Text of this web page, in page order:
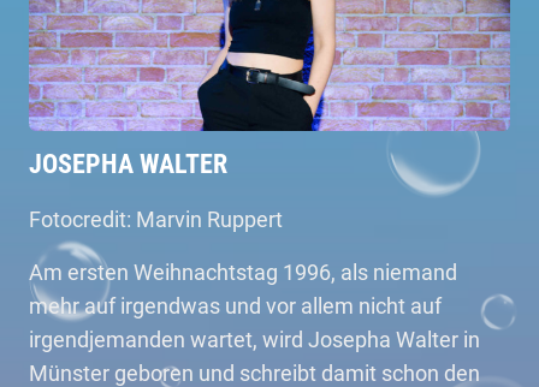
JOSEPHA WALTER
Fotocredit: Marvin Ruppert
Am ersten Weihnachtstag 1996, als niemand
mehr auf irgendwas und vor allem nicht auf
irgendjemanden wartet, wird Josepha Walter in
Münster geboren und schreibt damit schon den